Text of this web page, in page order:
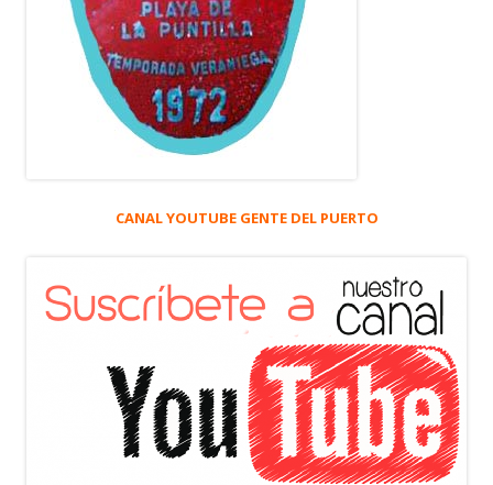
CANAL YOUTUBE GENTE DEL PUERTO